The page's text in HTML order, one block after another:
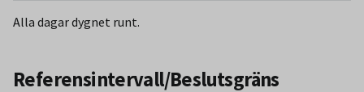
Alla dagar dygnet runt.
Referensintervall/Beslutsgräns